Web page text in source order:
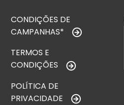
CONDIÇÕES DE
CAMPANHAS*
TERMOS E
CONDIÇÕES
POLÍTICA DE
PRIVACIDADE